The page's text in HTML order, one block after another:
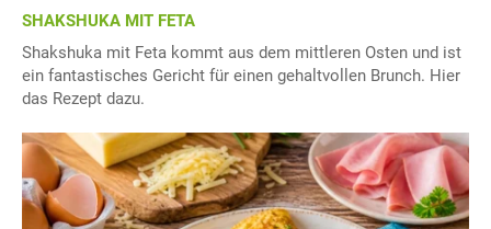
SHAKSHUKA MIT FETA
Shakshuka mit Feta kommt aus dem mittleren Osten und ist
ein fantastisches Gericht für einen gehaltvollen Brunch. Hier
das Rezept dazu.